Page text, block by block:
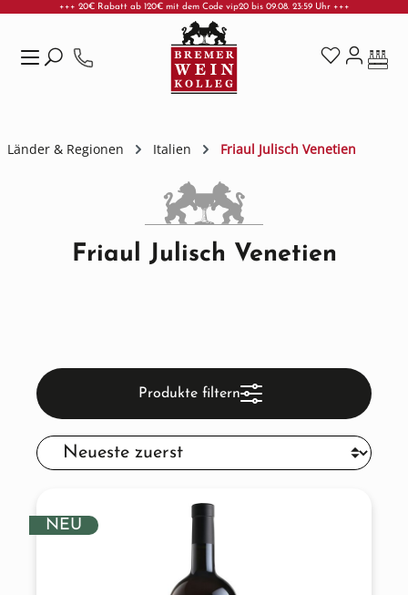
+++ 20€ Rabatt ab 120€ mit dem Code vip20 bis 09.08. 23:59 Uhr +++
Länder & Regionen Italien Friaul Julisch Venetien
Friaul Julisch Venetien
Produkte filtern
NEU